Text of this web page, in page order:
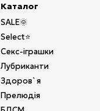
Каталог
SALE🌞
Select⭐
Секс-іграшки
Лубриканти
Здоров`я
Прелюдія